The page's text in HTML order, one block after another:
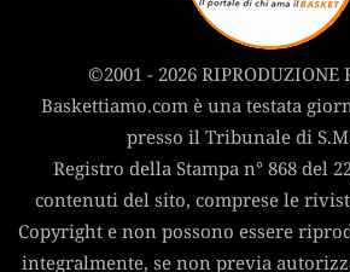
©2001 - 2026 RIPRODUZIONE
Baskettiamo.com è una testata
presso il Tribunale di
Registro della Stampa n° 868 del
contenuti del sito, comprese le
Copyright e non possono essere
integralmente, se non previa